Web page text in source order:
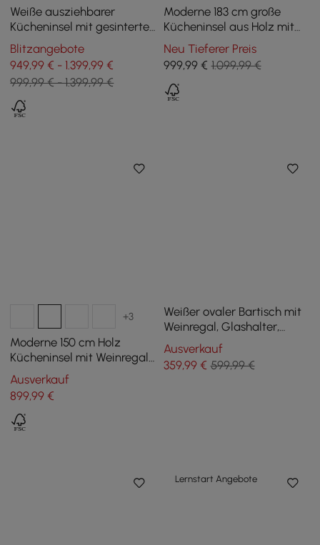
Weiße ausziehbarer
Kücheninsel mit gesinterte
Steinplatte von 2050 mm
bis 2680 mm
Blitzangebote
949,99 € - 1.399,99 €
999,99 € - 1.399,99 €
Moderne 183 cm große
Kücheninsel aus Holz mit
Weinlagerung, Natur &
Weiß
Neu Tieferer Preis
999,99€ 1.099,99 €
+3
Moderne 150 cm Holz
Kücheninsel mit Weinregal,
Betongrau
Ausverkauf
899,99 €
Weißer ovaler Bartisch mit
Weinregal, Glashalter,
Ablage für Spirituosen,
1200 mm, 2 Schubladen
Ausverkauf
359,99€ 599,99 €
Lernstart Angebote